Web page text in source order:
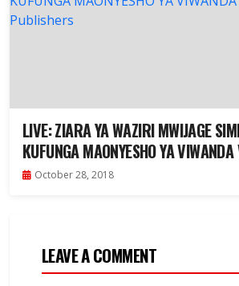
LIVE: ZIARA YA WAZIRI MWIJAGE
KUFUNGA MAONYESHO YA VIWANDA
October 28, 2018
LEAVE A COMMENT